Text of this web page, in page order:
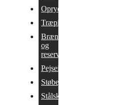
Oprydning/Tilbud
Træpilleovne
Brændeovne
og
reservedele
Pejseindsatser
Støbejernsovne
Stålskorstene